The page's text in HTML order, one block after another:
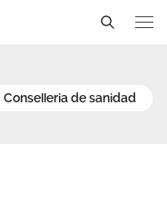
la
conselleria de sanidad